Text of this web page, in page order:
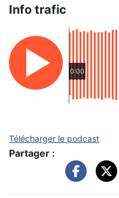
Info trafic
0:00
Télécharger le podcast
Partager :